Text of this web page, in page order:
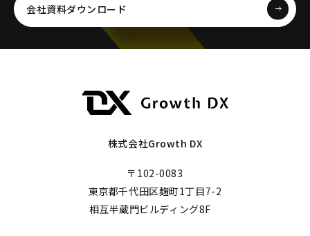
会社資料ダウンロード
株式会社Growth DX
〒102-0083
東京都千代田区麹町1丁目7-2
相互半蔵門ビルディング8F